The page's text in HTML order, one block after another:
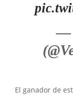
—
El ganador de